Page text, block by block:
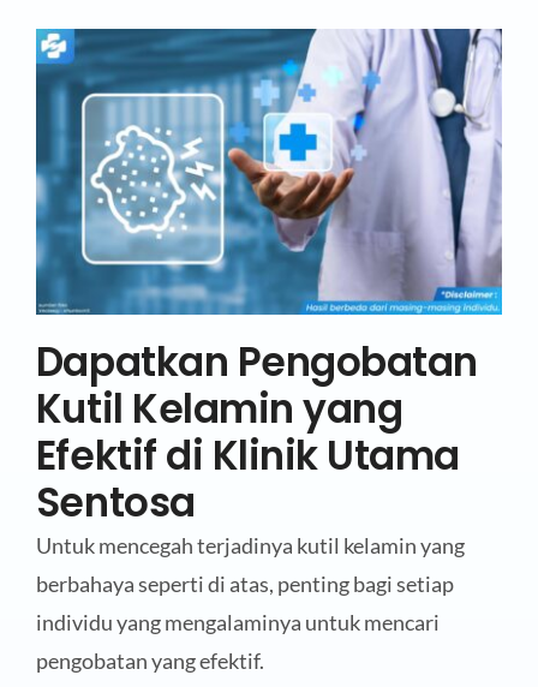
Dapatkan Pengobatan
Kutil Kelamin yang
Efektif di Klinik Utama
Sentosa
Untuk mencegah terjadinya kutil kelamin yang
berbahaya seperti di atas, penting bagi setiap
individu yang mengalaminya untuk mencari
pengobatan yang efektif.